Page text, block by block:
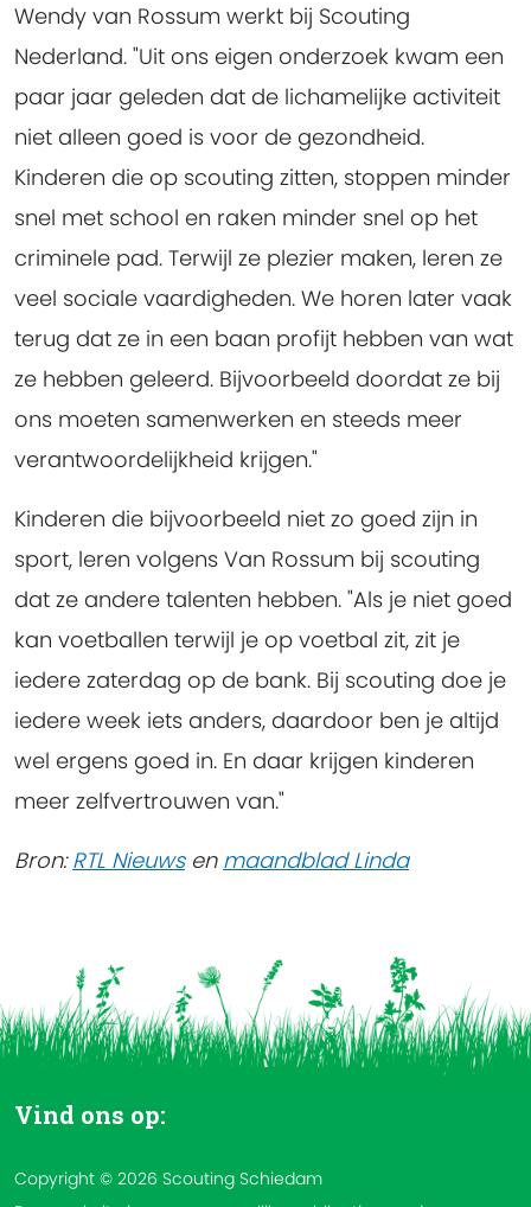
Wendy van Rossum werkt bij Scouting
Nederland. "Uit ons eigen onderzoek kwam een
paar jaar geleden dat de lichamelijke activiteit
niet alleen goed is voor de gezondheid.
Kinderen die op scouting zitten, stoppen minder
snel met school en raken minder snel op het
criminele pad. Terwijl ze plezier maken, leren ze
veel sociale vaardigheden. We horen later vaak
terug dat ze in een baan profijt hebben van wat
ze hebben geleerd. Bijvoorbeeld doordat ze bij
ons moeten samenwerken en steeds meer
verantwoordelijkheid krijgen."
Kinderen die bijvoorbeeld niet zo goed zijn in
sport, leren volgens Van Rossum bij scouting
dat ze andere talenten hebben. "Als je niet goed
kan voetballen terwijl je op voetbal zit, zit je
iedere zaterdag op de bank. Bij scouting doe je
iedere week iets anders, daardoor ben je altijd
wel ergens goed in. En daar krijgen kinderen
meer zelfvertrouwen van."
Bron:RTL Nieuwsen maandblad Linda
Vind ons op:
Copyright © 2026 Scouting Schiedam